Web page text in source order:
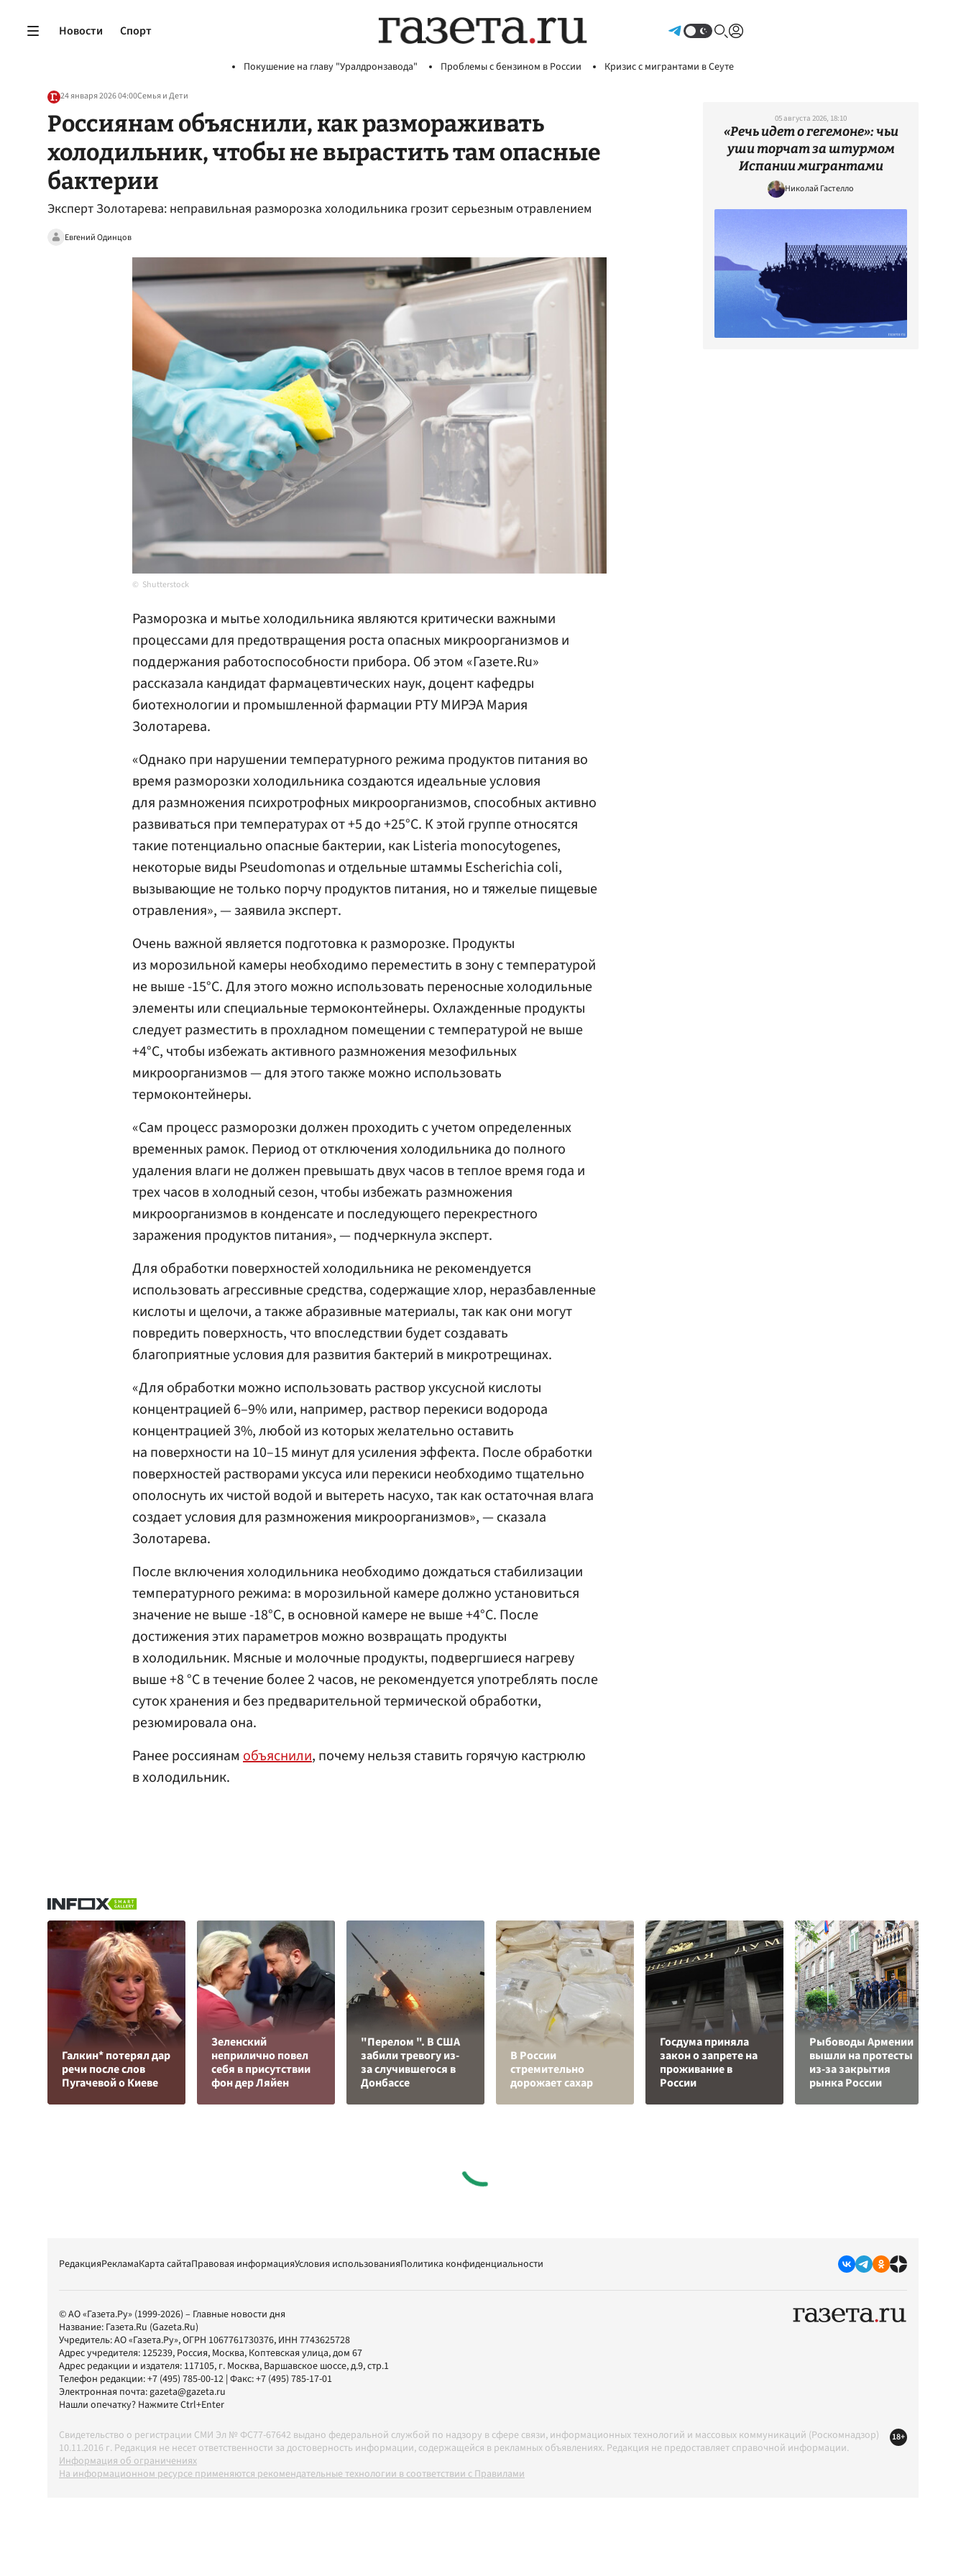
Новости Спорт
Покушение на главу "Уралдронзавода" Проблемы с бензином в России Кризис с мигрантами в Сеуте
24 января 2026 04:00Семья и Дети
Россиянам объяснили, как размораживать
холодильник, чтобы не вырастить там опасные
бактерии
Эксперт Золотарева: неправильная разморозка холодильника грозит серьезным отравлением
Евгений Одинцов
Shutterstock
Разморозка и мытье холодильника являются критически важными
процессами для предотвращения роста опасных микроорганизмов и
поддержания работоспособности прибора. Об этом «Газете.Ru»
рассказала кандидат фармацевтических наук, доцент кафедры
биотехнологии и промышленной фармации РТУ МИРЭА Мария
Золотарева.
«Однако при нарушении температурного режима продуктов питания во
время разморозки холодильника создаются идеальные условия
для размножения психротрофных микроорганизмов, способных активно
развиваться при температурах от +5 до +25°С. К этой группе относятся
такие потенциально опасные бактерии, как Listeria monocytogenes,
некоторые виды Pseudomonas и отдельные штаммы Escherichia coli,
вызывающие не только порчу продуктов питания, но и тяжелые пищевые
отравления», — заявила эксперт.
Очень важной является подготовка к разморозке. Продукты
из морозильной камеры необходимо переместить в зону с температурой
не выше -15°С. Для этого можно использовать переносные холодильные
элементы или специальные термоконтейнеры. Охлажденные продукты
следует разместить в прохладном помещении с температурой не выше
+4°С, чтобы избежать активного размножения мезофильных
микроорганизмов — для этого также можно использовать
термоконтейнеры.
«Сам процесс разморозки должен проходить с учетом определенных
временных рамок. Период от отключения холодильника до полного
удаления влаги не должен превышать двух часов в теплое время года и
трех часов в холодный сезон, чтобы избежать размножения
микроорганизмов в конденсате и последующего перекрестного
заражения продуктов питания», — подчеркнула эксперт.
Для обработки поверхностей холодильника не рекомендуется
использовать агрессивные средства, содержащие хлор, неразбавленные
кислоты и щелочи, а также абразивные материалы, так как они могут
повредить поверхность, что впоследствии будет создавать
благоприятные условия для развития бактерий в микротрещинах.
«Для обработки можно использовать раствор уксусной кислоты
концентрацией 6–9% или, например, раствор перекиси водорода
концентрацией 3%, любой из которых желательно оставить
на поверхности на 10–15 минут для усиления эффекта. После обработки
поверхностей растворами уксуса или перекиси необходимо тщательно
ополоснуть их чистой водой и вытереть насухо, так как остаточная влага
создает условия для размножения микроорганизмов», — сказала
Золотарева.
После включения холодильника необходимо дождаться стабилизации
температурного режима: в морозильной камере должно установиться
значение не выше -18°С, в основной камере не выше +4°С. После
достижения этих параметров можно возвращать продукты
в холодильник. Мясные и молочные продукты, подвергшиеся нагреву
выше +8 °С в течение более 2 часов, не рекомендуется употреблять после
суток хранения и без предварительной термической обработки,
резюмировала она.
Ранее россиянам объяснили, почему нельзя ставить горячую кастрюлю
в холодильник.
05 августа 2026, 18:10
«Речь идет о гегемоне»: чьи
уши торчат за штурмом
Испании мигрантами
Николай Гастелло
Галкин* потерял дар
речи после слов
Пугачевой о Киеве
Зеленский
неприлично повел
cебя в присутствии
фон дер Ляйен
"Перелом ". В США
забили тревогу из-
за случившегося в
Донбассе
В России
стремительно
дорожает сахар
Госдума приняла
закон о запрете на
проживание в
России
Рыбоводы Армении
вышли на протесты
из-за закрытия
рынка России
РедакцияРекламаКарта сайтаПравовая информацияУсловия использованияПолитика конфиденциальности
© АО «Газета.Ру» (1999-2026) – Главные новости дня
Название: Газета.Ru (Gazeta.Ru)
Учредитель:АО «Газета.Ру», ОГРН 1067761730376, ИНН 7743625728
Адрес учредителя: 125239, Россия, Москва, Коптевская улица, дом 67
Адрес редакции и издателя: 117105, г. Москва, Варшавское шоссе, д.9, стр.1
Телефон редакции:+7 (495) 785-00-12 | Факс:+7 (495) 785-17-01
Электронная почта:gazeta@gazeta.ru
Нашли опечатку? Нажмите Ctrl+Enter
Свидетельство о регистрации СМИ Эл № ФС77-67642 выдано федеральной службой по надзору в сфере связи, информационных технологий и массовых коммуникаций (Роскомнадзор)
10.11.2016 г. Редакция не несет ответственности за достоверность информации, содержащейся в рекламных объявлениях. Редакция не предоставляет справочной информации.
Информация об ограничениях
На информационном ресурсе применяются рекомендательные технологии в соответствии с Правилами
18+